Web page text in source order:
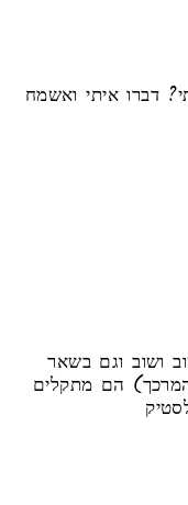
דברו איתי ואשמח
ושוב וגם בשאר
הם מתקלים